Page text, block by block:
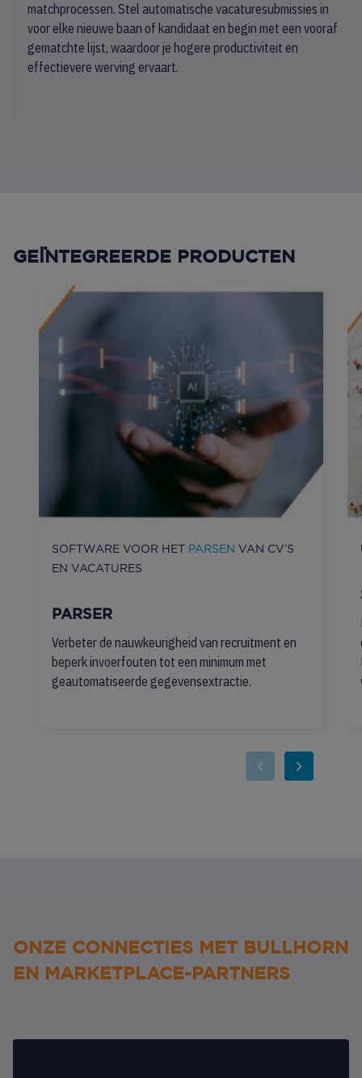
matchprocessen. Stel automatische vacaturesubmissies in
voor elke nieuwe baan of kandidaat en begin met een vooraf
gematchte lijst, waardoor je hogere productiviteit en
effectievere werving ervaart.
GEÏNTEGREERDE PRODUCTEN
SOFTWARE VOOR HET PARSEN VAN CV’S
EN VACATURES
PARSER
Verbeter de nauwkeurigheid van recruitment en
beperk invoerfouten tot een minimum met
geautomatiseerde gegevensextractie.
ONZE CONNECTIES MET BULLHORN
EN MARKETPLACE-PARTNERS